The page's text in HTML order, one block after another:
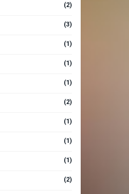
(2)
(3)
(1)
(1)
(1)
(2)
(1)
(1)
(1)
(2)